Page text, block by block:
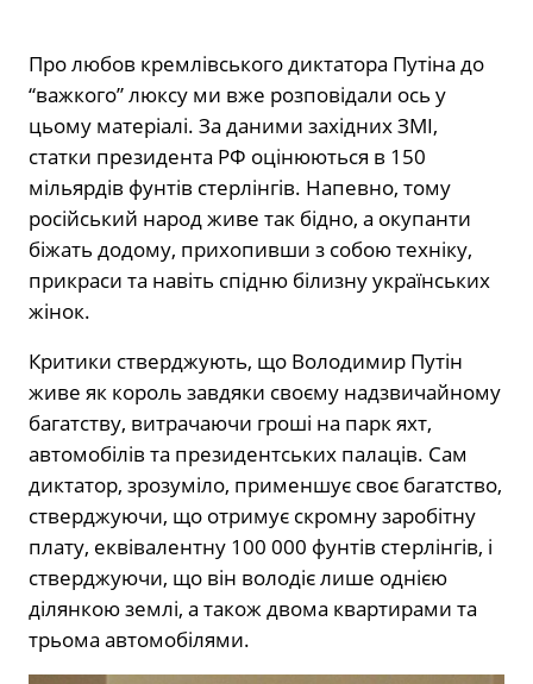
Про любов кремлівського диктатора Путіна до
“важкого” люксу ми вже розповідали ось у
цьому матеріалі. За даними західних ЗМІ,
статки президента РФ оцінюються в 150
мільярдів фунтів стерлінгів. Напевно, тому
російський народ живе так бідно, а окупанти
біжать додому, прихопивши з собою техніку,
прикраси та навіть спідню білизну українських
жінок.
Критики стверджують, що Володимир Путін
живе як король завдяки своєму надзвичайному
багатству, витрачаючи гроші на парк яхт,
автомобілів та президентських палаців. Сам
диктатор, зрозуміло, применшує своє багатство,
стверджуючи, що отримує скромну заробітну
плату, еквівалентну 100 000 фунтів стерлінгів, і
стверджуючи, що він володіє лише однією
ділянкою землі, а також двома квартирами та
трьома автомобілями.